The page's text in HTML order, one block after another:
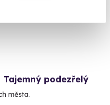
podezřelý
města.